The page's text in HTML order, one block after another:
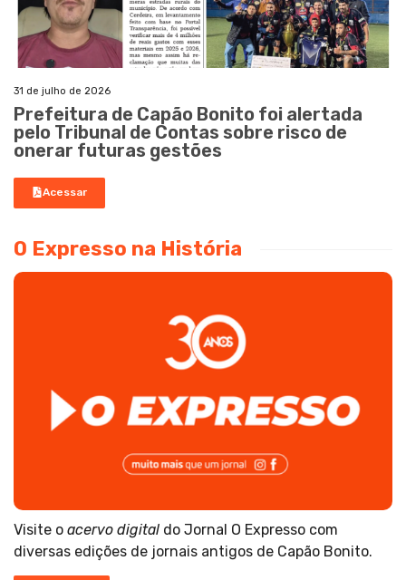
31 de julho de 2026
Prefeitura de Capão Bonito foi alertada
pelo Tribunal de Contas sobre risco de
onerar futuras gestões
Acessar
O Expresso na História
Visite o acervo digital do Jornal O Expresso com
diversas edições de jornais antigos de Capão Bonito.